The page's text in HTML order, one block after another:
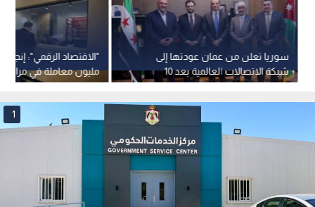
مليون معاملة في مراكز
الحكومية حتى نهاية حزيران
سوريا تعلن من عمان عودتها إلى
شبكة الاتصالات العالمية بعد 10
سنوات من الانقطاع
1